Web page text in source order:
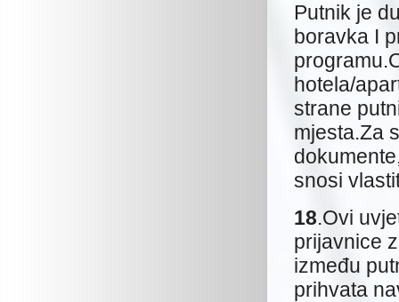
Putnik je
boravka I
hotela/
strane
mjesta.Za
snosi
18.Ovi
prijavnice
između
prihvata